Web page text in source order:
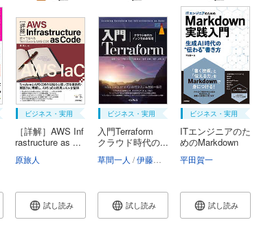
ビジネス・実用
［詳解］AWS Inf
rastructure as ...
原旅人
試し読み
ビジネス・実用
入門Terraform
クラウド時代の...
草間一人 伊藤忠司 七尾健太
試し読み
ビジネス・実用
ITエンジニアのた
めのMarkdown
平田賀一
試し読み